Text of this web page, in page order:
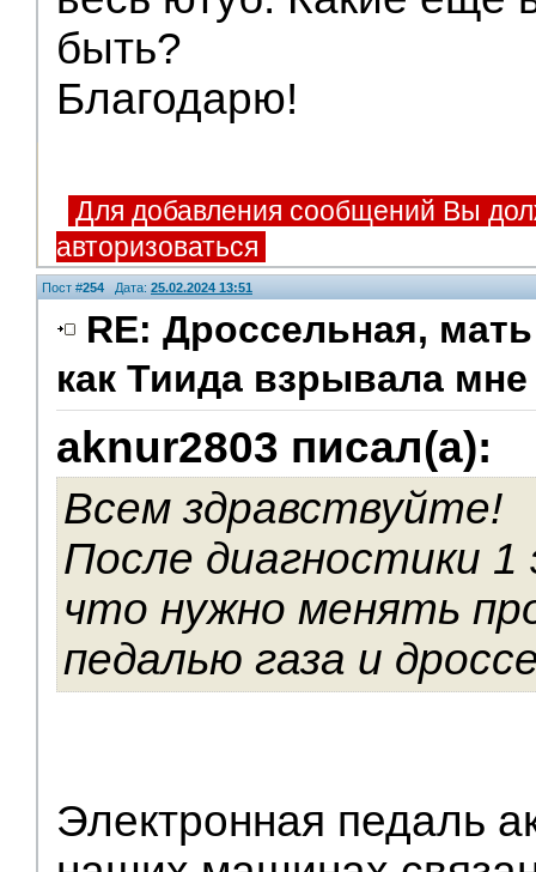
быть?
Благодарю!
Для добавления сообщений Вы
авторизоваться
Пост #254Дата: 25.02.2024 13:51
RE: Дроссельная,
как Тиида взрывала мне
aknur2803 писал(а):
Всем здравствуйте!
После диагностики 1
что нужно менять
педалью газа и
Электронная педаль